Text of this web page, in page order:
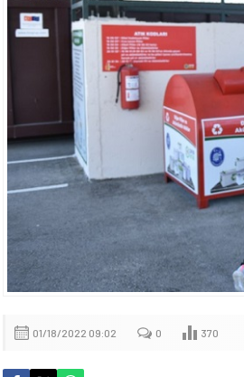
01/18/2022 09:02 0 370